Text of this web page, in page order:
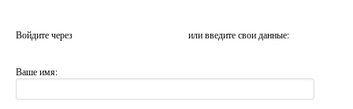
Войдите через или введите свои данные:
Ваше имя: